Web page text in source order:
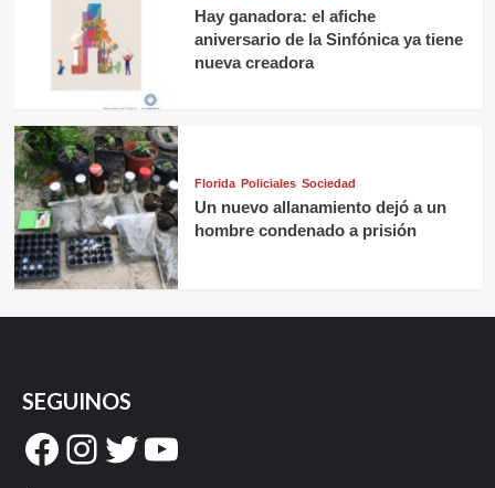
Hay ganadora: el afiche
aniversario de la Sinfónica ya tiene
nueva creadora
Florida Policiales Sociedad
Un nuevo allanamiento dejó a un
hombre condenado a prisión
SEGUINOS
Facebook
Instagram
Twitter
YouTube